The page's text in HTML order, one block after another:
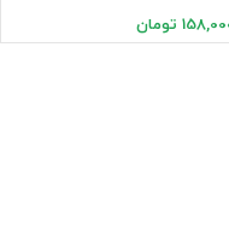
تومان